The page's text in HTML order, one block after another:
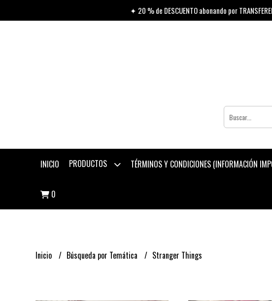
✦ 20 % de DESCUENTO abonando por
INICIO PRODUCTOS TÉRMINOS Y CONDICIONES (INFORMACIÓN
0
Inicio Búsqueda por Temática Stranger Things